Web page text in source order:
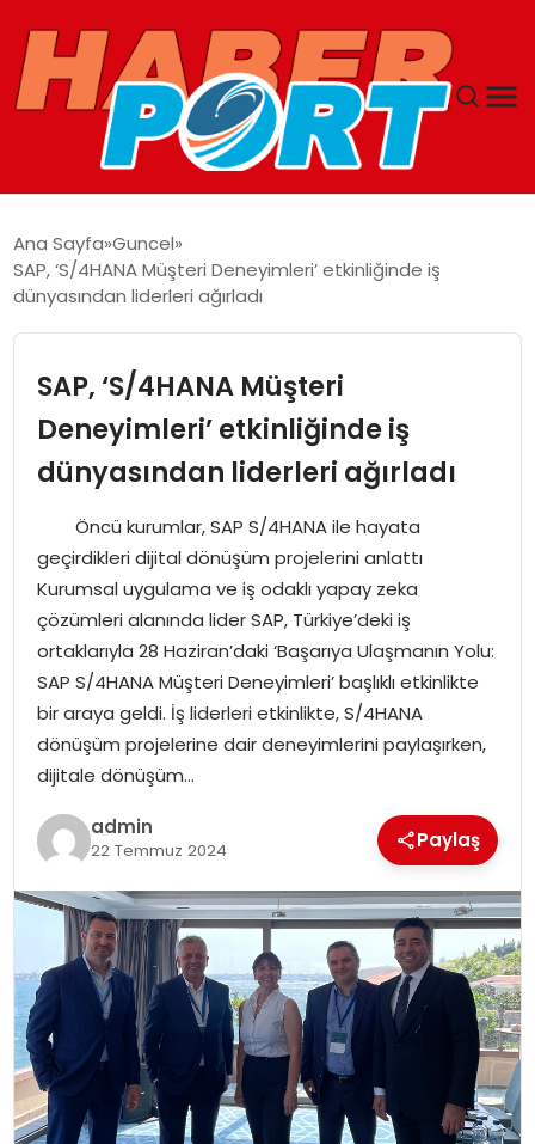
GUNCEL
SPOR
MAGAZIN
SPOR
EĞITIM
OTOMOBIL
TEKNOLOJI
EKONOMI
Ana Sayfa Guncel
SAP, ‘S/4HANA Müşteri Deneyimleri’ etkinliğinde iş
dünyasından liderleri ağırladı
SAP, ‘S/4HANA Müşteri
Deneyimleri’ etkinliğinde iş
dünyasından liderleri ağırladı
Öncü kurumlar, SAP S/4HANA ile hayata
geçirdikleri dijital dönüşüm projelerini anlattı
Kurumsal uygulama ve iş odaklı yapay zeka
çözümleri alanında lider SAP, Türkiye’deki iş
ortaklarıyla 28 Haziran’daki ‘Başarıya Ulaşmanın Yolu:
SAP S/4HANA Müşteri Deneyimleri’ başlıklı etkinlikte
bir araya geldi. İş liderleri etkinlikte, S/4HANA
dönüşüm projelerine dair deneyimlerini paylaşırken,
dijitale dönüşüm…
admin
22 Temmuz 2024 Paylaş